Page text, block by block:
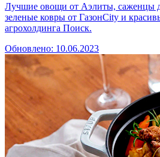
Лучшие овощи от Аэлиты, саженцы
зеленые ковры от ГазонCity и
агрохолдинга Поиск.
Обновлено: 10.06.2023